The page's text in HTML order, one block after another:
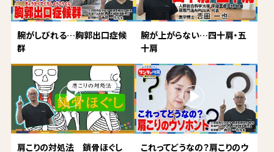
腕がしびれる…胸郭出口症候
群
腕が上がらない…四十肩・五
十肩
肩こりの対処法 鎖骨ほぐし
これってどうなの？肩こりのウ